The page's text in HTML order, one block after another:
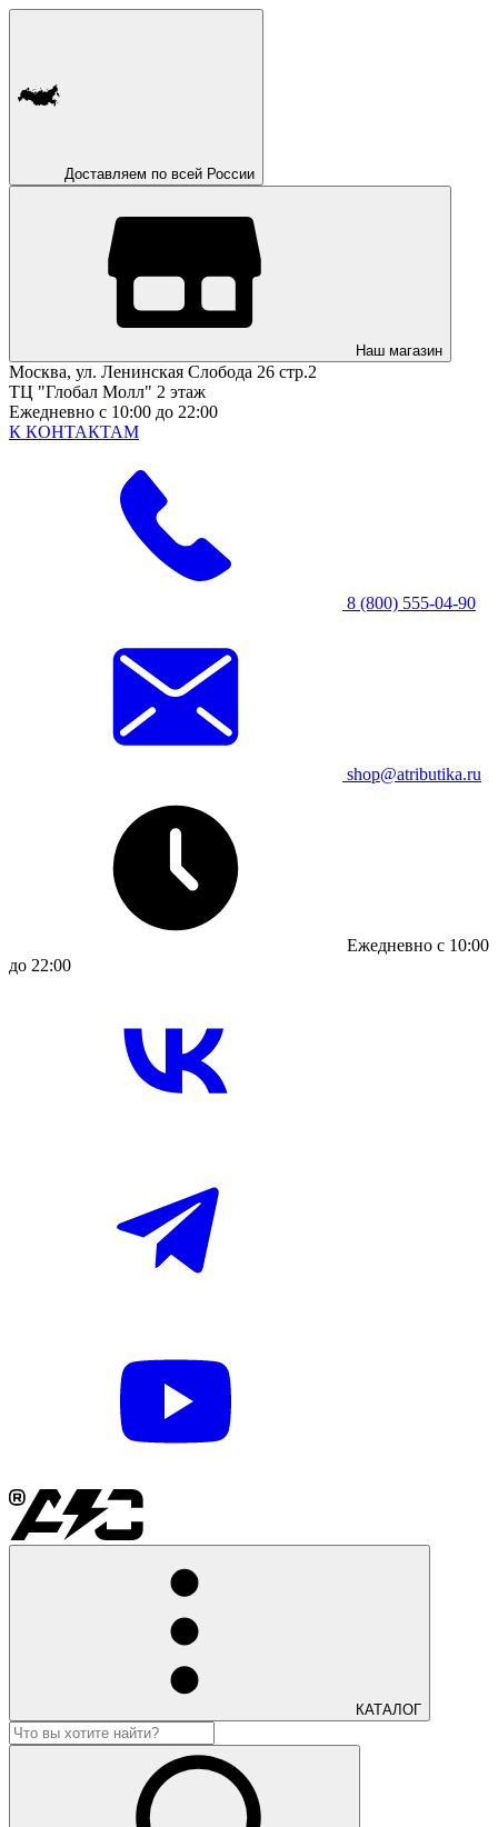
Доставляем по всей России
Наш магазин
Москва, ул. Ленинская Слобода 26 стр.2
ТЦ "Глобал Молл" 2 этаж
Ежедневно с 10:00 до 22:00
К КОНТАКТАМ
8 (800) 555-04-90
shop@atributika.ru
Ежедневно с 10:00
до 22:00
КАТАЛОГ